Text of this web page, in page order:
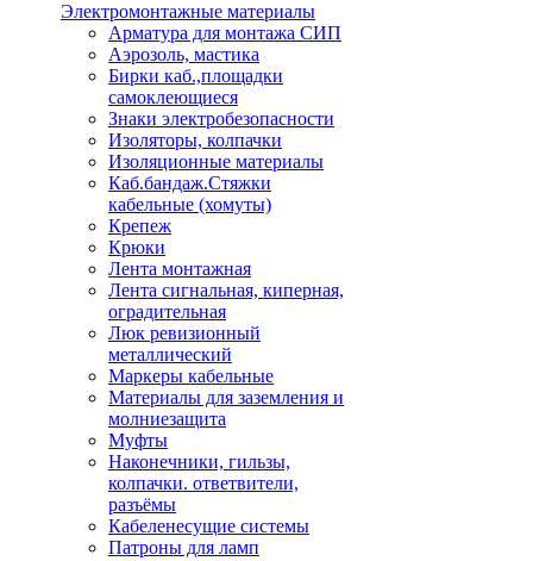
Электромонтажные материалы
Арматура для монтажа СИП
Аэрозоль, мастика
Бирки каб.,площадки
самоклеющиеся
Знаки электробезопасности
Изоляторы, колпачки
Изоляционные материалы
Каб.бандаж.Стяжки
кабельные (хомуты)
Крепеж
Крюки
Лента монтажная
Лента сигнальная, киперная,
оградительная
Люк ревизионный
металлический
Маркеры кабельные
Материалы для заземления и
молниезащита
Муфты
Наконечники, гильзы,
колпачки. ответвители,
разъёмы
Кабеленесущие системы
Патроны для ламп